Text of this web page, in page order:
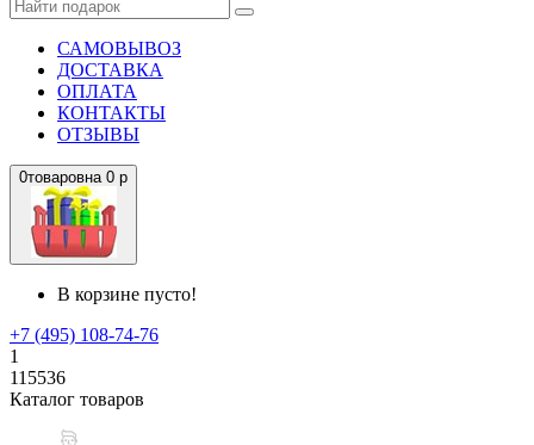
САМОВЫВОЗ
ДОСТАВКА
ОПЛАТА
КОНТАКТЫ
ОТЗЫВЫ
0товаровна 0 р
В корзине пусто!
+7 (495) 108-74-76
1
115536
Каталог товаров